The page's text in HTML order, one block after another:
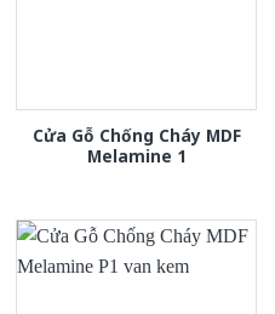
Cửa Gỗ Chống Cháy MDF
Melamine 1